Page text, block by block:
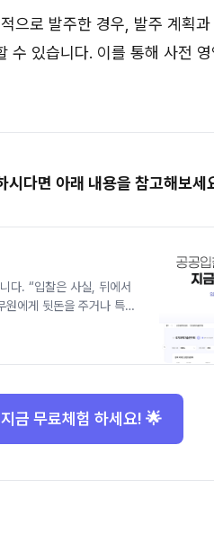
으로 발주한 경우, 발주 계획
수 있습니다. 이를 통해 사전
시다면 아래 내용을 참고해보세
다. “입찰은 사실, 뒤에서
원에게 뒷돈을 주거나 특정
다’는 말이 고객, 즉 정부
금 무료체험 하세요! 🌟